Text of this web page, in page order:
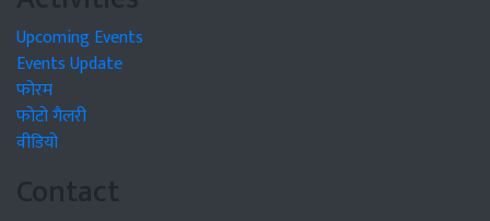
Upcoming Events
Events Update
फोरम
फोटो गैलरी
वीडियो
Contact